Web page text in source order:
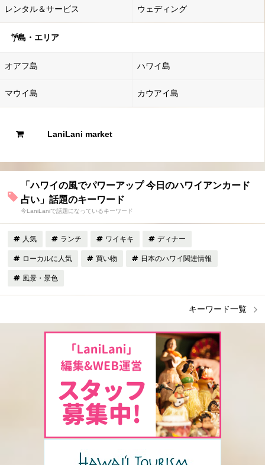
レンタル＆サービス ウェディング
島・エリア
オアフ島 ハワイ島
マウイ島 カウアイ島
LaniLani market
「ハワイの風でパワーアップ 今日のハワイアンカード
占い」話題のキーワード
今LaniLaniで話題になっているキーワード
人気 ランチ ワイキキ ディナー
ローカルに人気 買い物 日本のハワイ関連情報
風景・景色
キーワード一覧